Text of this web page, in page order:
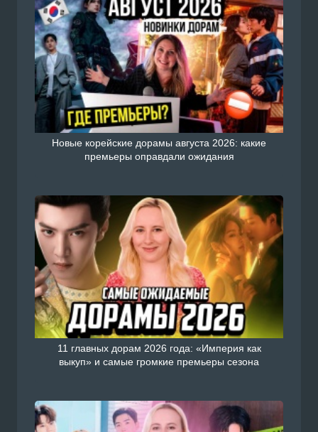
Новые корейские дорамы августа 2026: какие
премьеры оправдали ожидания
11 главных дорам 2026 года: «Империя как
выкуп» и самые громкие премьеры сезона